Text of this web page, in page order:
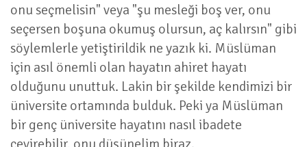
onu seçmelisin" veya "şu mesleği boş ver, onu
seçersen boşuna okumuş olursun, aç kalırsın" gibi
söylemlerle yetiştirildik ne yazık ki. Müslüman
için asıl önemli olan hayatın ahiret hayatı
olduğunu unuttuk. Lakin bir şekilde kendimizi bir
üniversite ortamında bulduk. Peki ya Müslüman
bir genç üniversite hayatını nasıl ibadete